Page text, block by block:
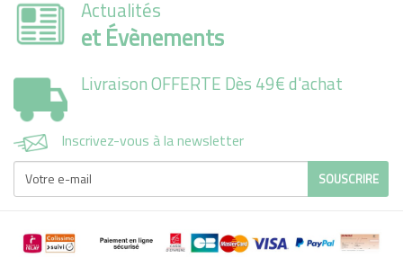
Actualités
et Évènements
Livraison OFFERTE Dès 49€ d'achat
Inscrivez-vous à la newsletter
SOUSCRIRE